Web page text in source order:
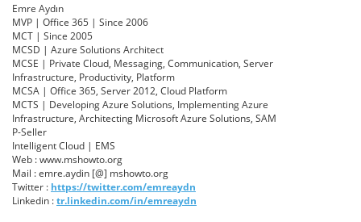
Emre Aydın
MVP | Office 365 | Since 2006
MCT | Since 2005
MCSD | Azure Solutions Architect
MCSE | Private Cloud, Messaging, Communication, Server
Infrastructure, Productivity, Platform
MCSA | Office 365, Server 2012, Cloud Platform
MCTS | Developing Azure Solutions, Implementing Azure
Infrastructure, Architecting Microsoft Azure Solutions, SAM
P-Seller
Intelligent Cloud | EMS
Web : www.mshowto.org
Mail : emre.aydin [@] mshowto.org
Twitter : https://twitter.com/emreaydn
Linkedin :tr.linkedin.com/in/emreaydn